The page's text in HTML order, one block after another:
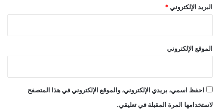
البريد الإلكتروني *
الموقع الإلكتروني
احفظ اسمي، بريدي الإلكتروني، والموقع الإلكتروني في هذا المتصفح
لاستخدامها المرة المقبلة في تعليقي.